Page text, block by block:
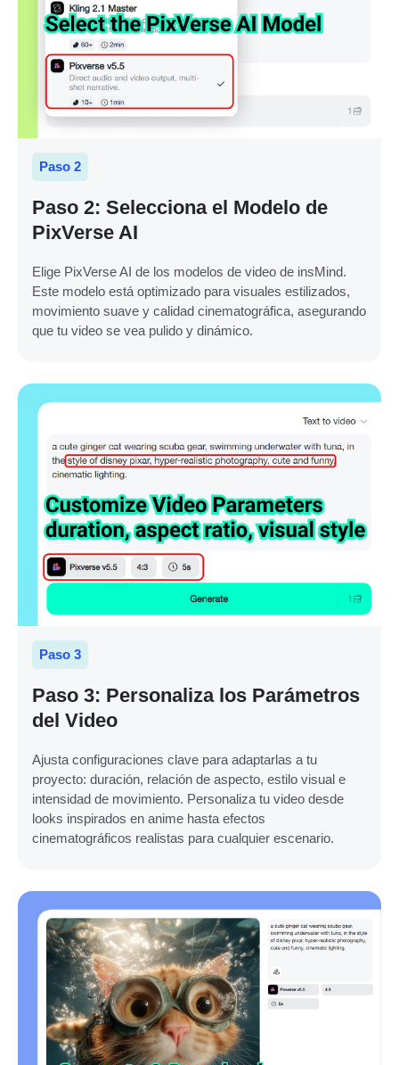
Paso 2
Paso 2: Selecciona el Modelo de
PixVerse AI
Elige PixVerse AI de los modelos de video de insMind.
Este modelo está optimizado para visuales estilizados,
movimiento suave y calidad cinematográfica, asegurando
que tu video se vea pulido y dinámico.
Paso 3
Paso 3: Personaliza los Parámetros
del Video
Ajusta configuraciones clave para adaptarlas a tu
proyecto: duración, relación de aspecto, estilo visual e
intensidad de movimiento. Personaliza tu video desde
looks inspirados en anime hasta efectos
cinematográficos realistas para cualquier escenario.